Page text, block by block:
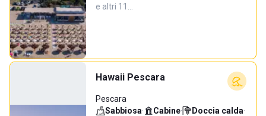
e altri 11…
Hawaii Pescara
Pescara
Sabbiosa· Cabine· Doccia calda·